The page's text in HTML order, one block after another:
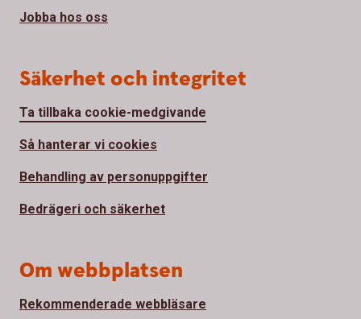
Jobba hos oss
Säkerhet och integritet
Ta tillbaka cookie-medgivande
Så hanterar vi cookies
Behandling av personuppgifter
Bedrägeri och säkerhet
Om webbplatsen
Rekommenderade webbläsare